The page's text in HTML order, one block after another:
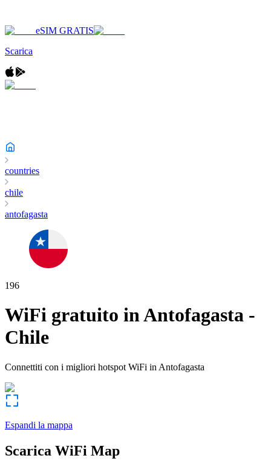
eSIM GRATIS
Scarica
countries
chile
antofagasta
196
WiFi gratuito inAntofagasta -
Chile
Connettiti con i migliori hotspot WiFi in Antofagasta
Espandi la mappa
Scarica WiFi Map